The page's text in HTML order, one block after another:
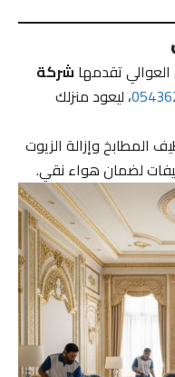
تقدمهاشركة
، ليعود منزلك
وإزالة الزيوت
لضمان هواء نقي.